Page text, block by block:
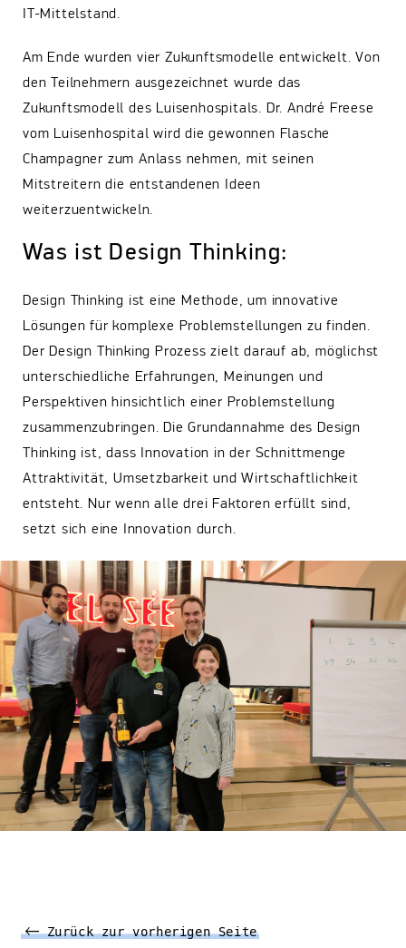
IT-Mittelstand.
Am Ende wurden vier Zukunftsmodelle entwickelt. Von
den Teilnehmern ausgezeichnet wurde das
Zukunftsmodell des Luisenhospitals. Dr. André Freese
vom Luisenhospital wird die gewonnen Flasche
Champagner zum Anlass nehmen, mit seinen
Mitstreitern die entstandenen Ideen
weiterzuentwickeln.
Was ist Design Thinking:
Design Thinking ist eine Methode, um innovative
Lösungen für komplexe Problemstellungen zu finden.
Der Design Thinking Prozess zielt darauf ab, möglichst
unterschiedliche Erfahrungen, Meinungen und
Perspektiven hinsichtlich einer Problemstellung
zusammenzubringen. Die Grundannahme des Design
Thinking ist, dass Innovation in der Schnittmenge
Attraktivität, Umsetzbarkeit und Wirtschaftlichkeit
entsteht. Nur wenn alle drei Faktoren erfüllt sind,
setzt sich eine Innovation durch.
Zurück zur vorherigen Seite